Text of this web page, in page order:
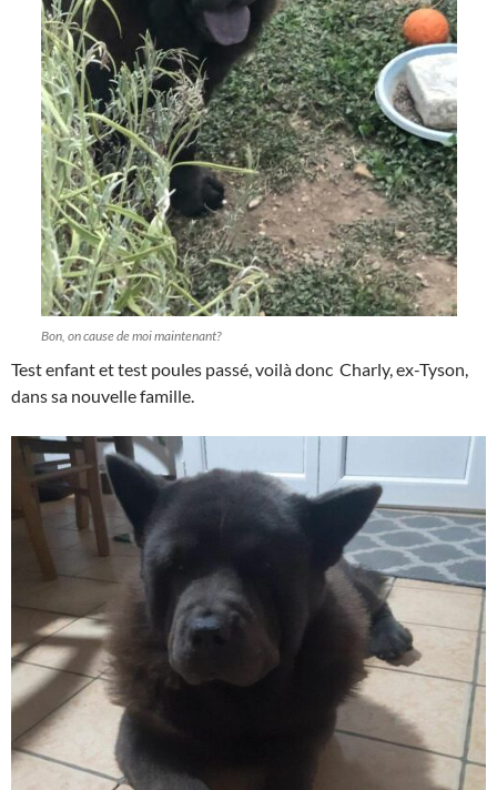
Bon, on cause de moi maintenant?
Test enfant et test poules passé, voilà donc Charly, ex-Tyson,
dans sa nouvelle famille.